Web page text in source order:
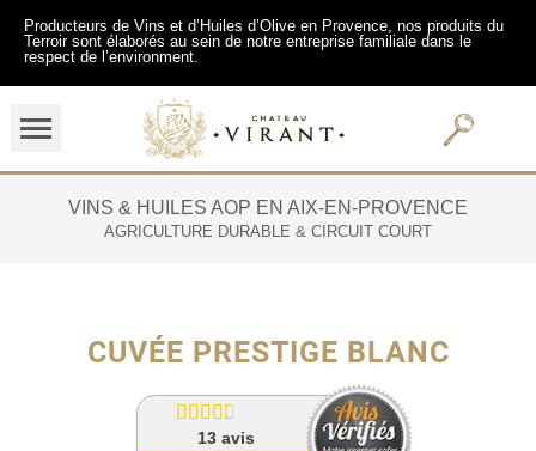
Producteurs de Vins et d’Huiles d’Olive en Provence, nos produits du
Terroir sont élaborés au sein de notre entreprise familiale dans le
respect de l’environment.
VINS & HUILES AOP EN AIX-EN-PROVENCE
AGRICULTURE DURABLE & CIRCUIT COURT
CUVÉE PRESTIGE BLANC
13avis